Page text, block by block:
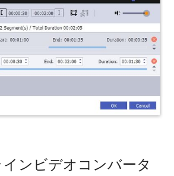
ンビデオコンバータ